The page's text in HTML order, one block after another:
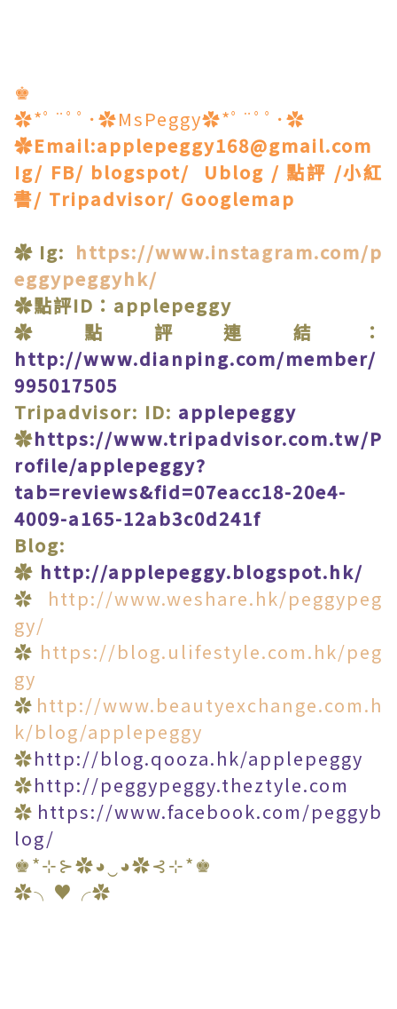
♚
✿*ﾟ¨ﾟﾟ･✿MsPeggy✿*ﾟ¨ﾟﾟ･✿
✿Email:applepeggy168@gmail.com
Ig/ FB/ blogspot/ Ublog / 點評 /小紅
書/ Tripadvisor/ Googlemap
✿Ig: https://www.instagram.com/p
eggypeggyhk/
✿點評ID：applepeggy
✿點評連結：
http://www.dianping.com/member/
995017505
Tripadvisor: ID: applepeggy
✿https://www.tripadvisor.com.tw/P
rofile/applepeggy?
tab=reviews&fid=07eacc18-20e4-
4009-a165-12ab3c0d241f
Blog:
✿ http://applepeggy.blogspot.hk/
✿ http://www.weshare.hk/peggypeg
gy/
✿ https://blog.ulifestyle.com.hk/peg
gy
✿ http://www.beautyexchange.com.h
k/blog/applepeggy
✿http://blog.qooza.hk/applepeggy
✿http://peggypeggy.theztyle.com
✿ https://www.facebook.com/peggyb
log/
♚*⊹⊱✿◕‿◕✿⊰⊹*♚
✿╮♥╭✿